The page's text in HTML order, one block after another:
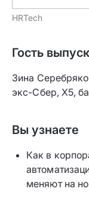
HRTech
Гость
Зина
экс-Сбер, X5,
Вы узнаете
Как в
меняют на